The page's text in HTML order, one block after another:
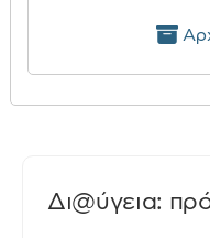
Δι@ύγεια: